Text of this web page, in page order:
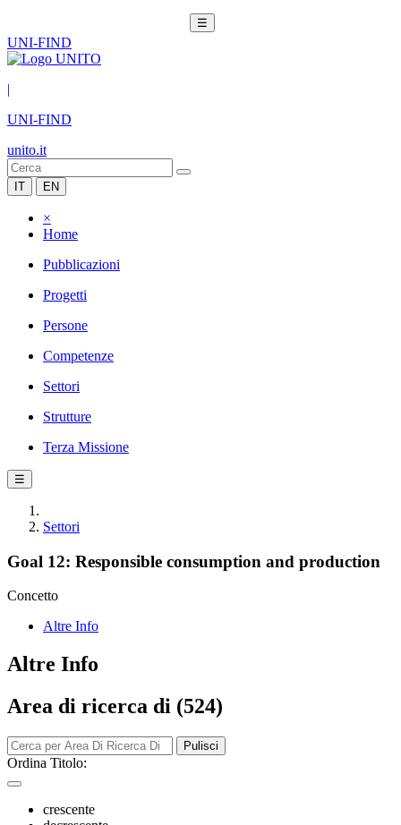
☰
UNI-FIND
|
UNI-FIND
unito.it
IT EN
×
Home
Pubblicazioni
Progetti
Persone
Competenze
Settori
Strutture
Terza Missione
☰
Settori
Goal 12: Responsible consumption and production
Concetto
Altre Info
Altre Info
Area di ricerca di (524)
Pulisci
Ordina Titolo:
crescente